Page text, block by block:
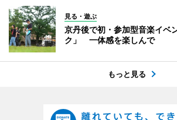
見る・遊ぶ
京丹後で初・参加型音楽イベ
ク」 一体感を楽しんで
もっと見る